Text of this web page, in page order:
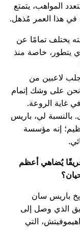
المواهب، يتمتع
في هذا العمر مُذهل.
يختلف تمامًا عن
يتطور، خاصة منذ
لاعبين من
نحن على وشك إتمام
غاية الروعة.
بالنسبة لي، باريس
إنه مؤسسة
يُضاهي أعظم
باريس سان
الذي وصل إلى
التي